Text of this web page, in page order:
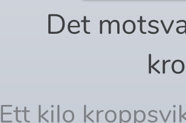
Det
Ett kilo